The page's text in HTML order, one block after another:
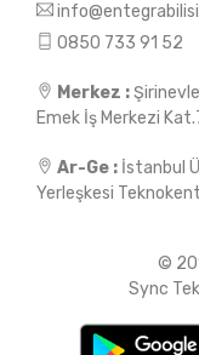
0850 733 91 52
Merkez :
Emek İş Merkezi
Ar-Ge : İstanbul
Yerleşkesi
©
Sync